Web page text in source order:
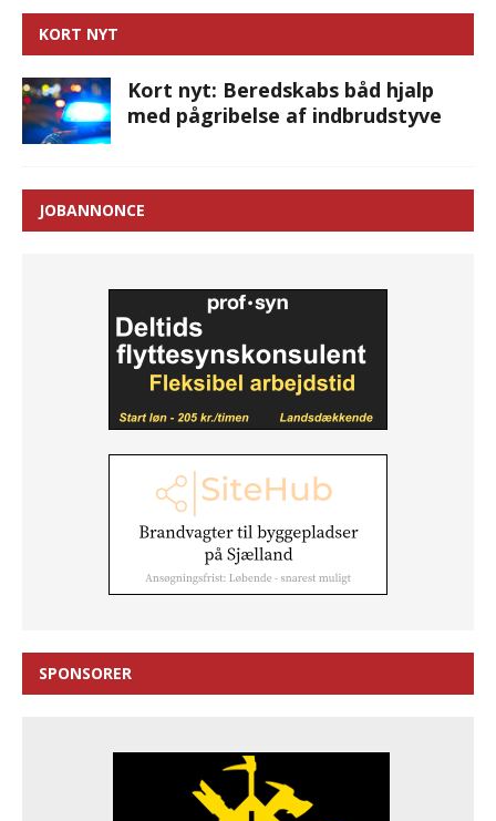
KORT NYT
Kort nyt: Beredskabs båd hjalp
med pågribelse af indbrudstyve
JOBANNONCE
SPONSORER